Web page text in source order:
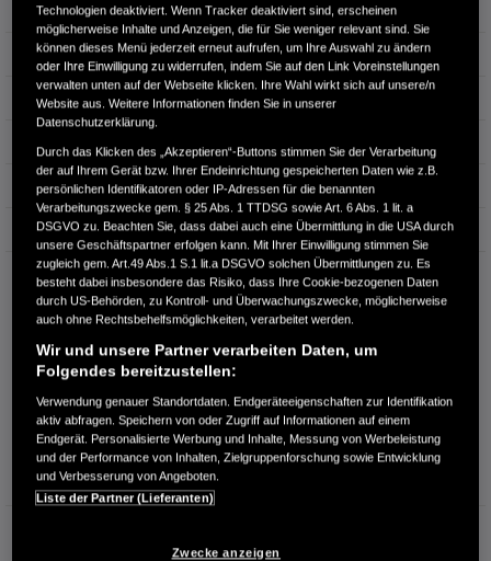
Leistung 135 kW / 184 PS
Hubraum 1.993 cm³
Erstzulassung 02.2026
Energieverbrauch kombiniert: 6,0 l/100km
CO₂-Emissionen kombiniert: 135 g/km
CO₂-Klasse: D
Information über den
Energieverbrauch und die CO₂-
4,9 l/100km (Innenstadt)
Technologien deaktiviert. Wenn Tracker deaktiviert sind, erscheinen
möglicherweise Inhalte und Anzeigen, die für Sie weniger relevant sind. Sie
können dieses Menü jederzeit erneut aufrufen, um Ihre Auswahl zu ändern
oder Ihre Einwilligung zu widerrufen, indem Sie auf den Link Voreinstellungen
verwalten unten auf der Webseite klicken. Ihre Wahl wirkt sich auf unsere/n
Website aus. Weitere Informationen finden Sie in unserer
Datenschutzerklärung.
Durch das Klicken des „Akzeptieren“-Buttons stimmen Sie der Verarbeitung
der auf Ihrem Gerät bzw. Ihrer Endeinrichtung gespeicherten Daten wie z.B.
persönlichen Identifikatoren oder IP-Adressen für die benannten
Verarbeitungszwecke gem. § 25 Abs. 1 TTDSG sowie Art. 6 Abs. 1 lit. a
DSGVO zu. Beachten Sie, dass dabei auch eine Übermittlung in die USA durch
unsere Geschäftspartner erfolgen kann. Mit Ihrer Einwilligung stimmen Sie
zugleich gem. Art.49 Abs.1 S.1 lit.a DSGVO solchen Übermittlungen zu. Es
besteht dabei insbesondere das Risiko, dass Ihre Cookie-bezogenen Daten
durch US-Behörden, zu Kontroll- und Überwachungszwecke, möglicherweise
auch ohne Rechtsbehelfsmöglichkeiten, verarbeitet werden.
Wir und unsere Partner verarbeiten Daten, um
Folgendes bereitzustellen:
Verwendung genauer Standortdaten. Endgeräteeigenschaften zur Identifikation
aktiv abfragen. Speichern von oder Zugriff auf Informationen auf einem
Endgerät. Personalisierte Werbung und Inhalte, Messung von Werbeleistung
und der Performance von Inhalten, Zielgruppenforschung sowie Entwicklung
und Verbesserung von Angeboten.
Liste der Partner (Lieferanten)
Zwecke anzeigen